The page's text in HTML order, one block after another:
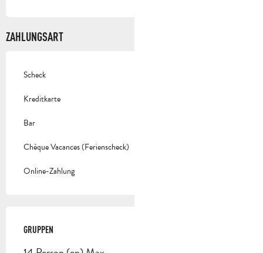
ZAHLUNGSART
Scheck
Kreditkarte
Bar
Chèque Vacances (Ferienscheck)
Online-Zahlung
GRUPPEN
GRUPPEN